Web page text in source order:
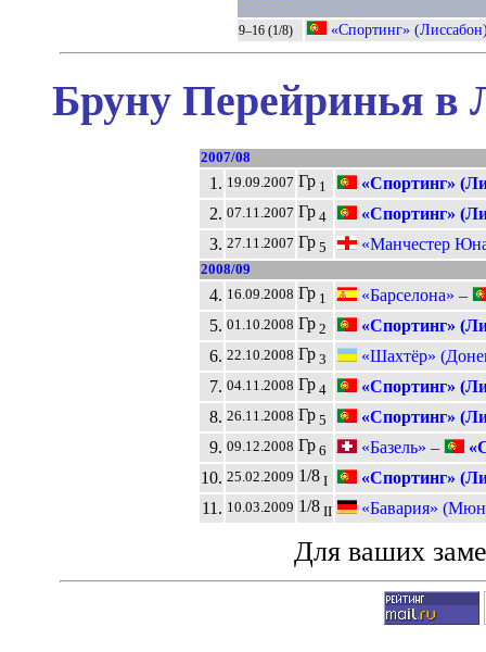
9–16 (1/8) «Спортинг»
Бруну Перейринья в
2007/08
1. 19.09.2007 Гр 1
«Спортинг»
2. 07.11.2007 Гр 4
«Спортинг»
3. 27.11.2007 Гр 5 «Манчестер
2008/09
4. 16.09.2008 Гр 1
«Барселона» –
5. 01.10.2008 Гр 2
«Спортинг»
6. 22.10.2008 Гр 3
«Шахтёр»
7. 04.11.2008 Гр 4
«Спортинг»
8. 26.11.2008 Гр 5
«Спортинг»
9. 09.12.2008 Гр 6 «Базель» –
10. 25.02.2009 1/8 I
«Спортинг»
11. 10.03.2009 1/8 II «Бавария»
Для ваших